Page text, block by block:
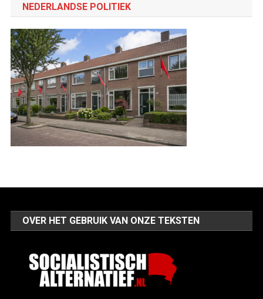
NEDERLANDSE POLITIEK
OVER HET GEBRUIK VAN ONZE TEKSTEN